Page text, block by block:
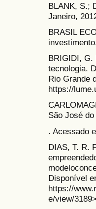
BLANK, S.;
Janeiro,
BRASIL
BRIGIDI, G.
tecnologia.
Rio Grande
https://
São José
. Acessado
DIAS, T. R.
Disponível
https://
e/view/